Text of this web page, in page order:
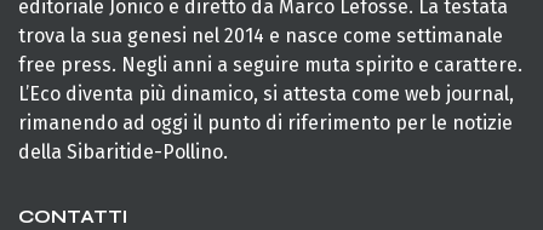
editoriale Jonico e diretto da Marco Lefosse. La testata
trova la sua genesi nel 2014 e nasce come settimanale
free press. Negli anni a seguire muta spirito e carattere.
L’Eco diventa più dinamico, si attesta come web journal,
rimanendo ad oggi il punto di riferimento per le notizie
della Sibaritide-Pollino.
CONTATTI